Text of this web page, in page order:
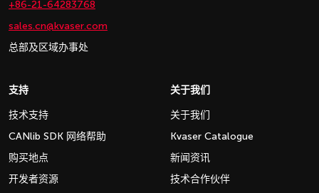
+86-21-64283768
sales.cn@kvaser.com
总部及区域办事处
支持
技术支持
CANlib SDK 网络帮助
购买地点
开发者资源
关于我们
关于我们
Kvaser Catalogue
新闻资讯
技术合作伙伴